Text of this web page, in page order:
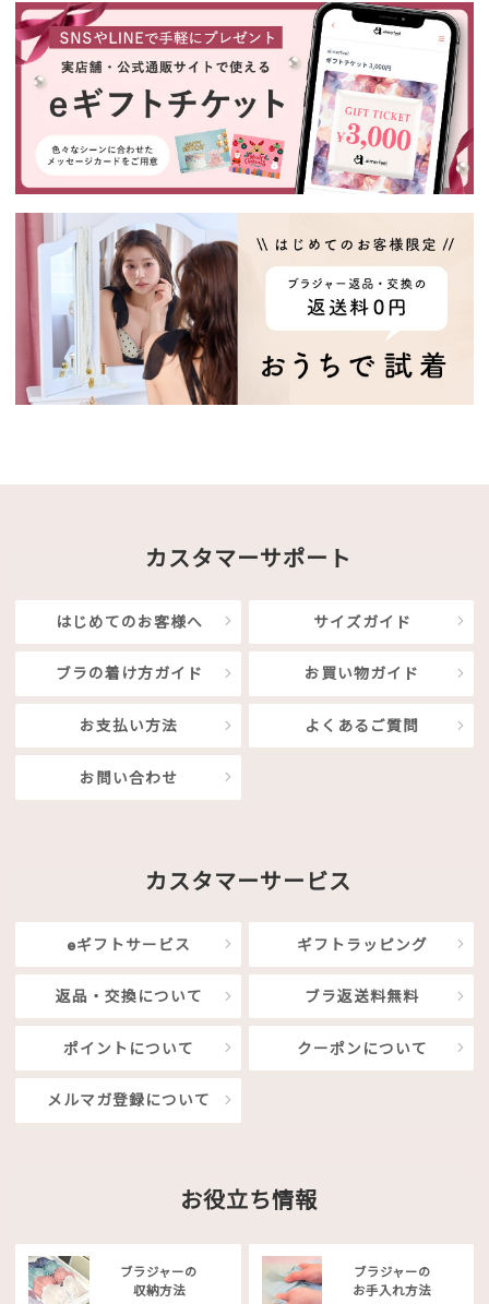
カスタマーサポート
はじめてのお客様へ サイズガイド
ブラの着け方ガイド お買い物ガイド
お支払い方法 よくあるご質問
お問い合わせ
カスタマーサービス
eギフトサービス ギフトラッピング
返品・交換について ブラ返送料無料
ポイントについて クーポンについて
メルマガ登録について
お役立ち情報
ブラジャーの
収納方法
ブラジャーの
お手入れ方法